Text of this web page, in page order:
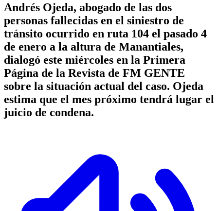
Andrés Ojeda, abogado de las dos
personas fallecidas en el siniestro de
tránsito ocurrido en ruta 104 el pasado 4
de enero a la altura de Manantiales,
dialogó este miércoles en la Primera
Página de la Revista de FM GENTE
sobre la situación actual del caso. Ojeda
estima que el mes próximo tendrá lugar el
juicio de condena.